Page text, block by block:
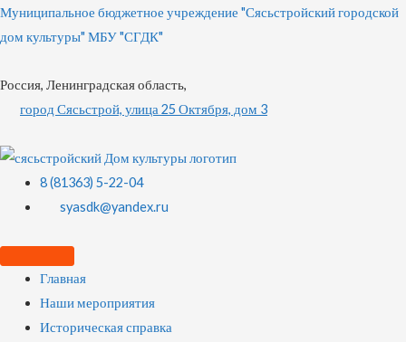
Муниципальное бюджетное учреждение "Сясьстройский городской
дом культуры" МБУ "СГДК"
Россия, Ленинградская область,
город Сясьстрой, улица 25 Октября, дом 3
8 (81363) 5-22-04
syasdk@yandex.ru
Главная
Наши мероприятия
Историческая справка